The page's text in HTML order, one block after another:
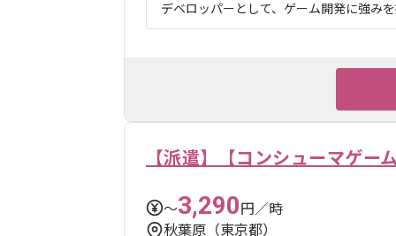
デベロッパーとして、ゲーム開発に強み
【派遣】【コンシューマゲー
〜3,290円／時
秋葉原（東京都）